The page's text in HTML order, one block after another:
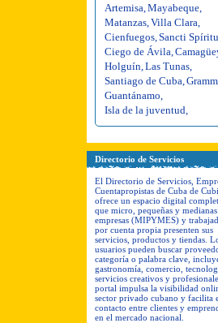
Artemisa Mayabeque
Matanzas Villa Clara
Cienfuegos Sancti
Ciego de Ávila
Holguín Las Tunas
Santiago de Cuba
Guantánamo
Isla de la juventud
Directorio de Servicios
El Directorio de Servicios,
Cuentapropistas de Cuba de
ofrece un espacio digital
que micro, pequeñas y medianas
empresas (MIPYMES) y
por cuenta propia presenten sus
servicios, productos y tiendas.
usuarios pueden buscar
categoría o palabra clave,
gastronomía, comercio,
servicios creativos y
portal impulsa la visibilidad
sector privado cubano y facilita
contacto entre clientes y
en el mercado nacional.